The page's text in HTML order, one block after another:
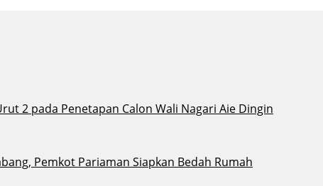
2 pada Penetapan Calon Wali Nagari Aie Dingin
Pemkot Pariaman Siapkan Bedah Rumah